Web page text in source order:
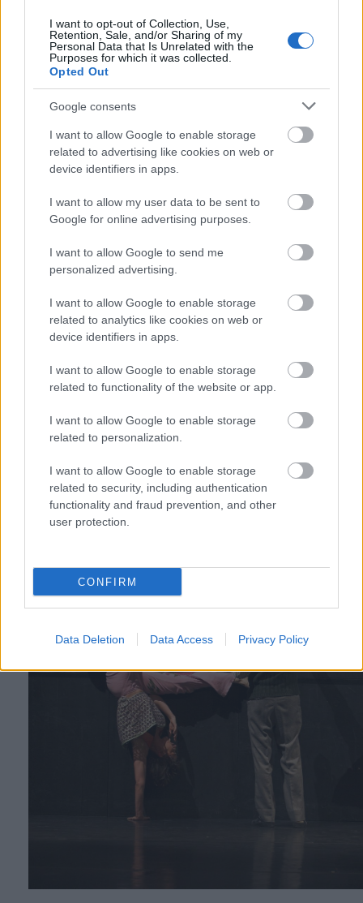
I want to opt-out of Collection, Use,
Retention, Sale, and/or Sharing of my
Personal Data that Is Unrelated with the
Purposes for which it was collected.
Opted Out
Google consents
I want to allow Google to enable storage
related to advertising like cookies on web or
device identifiers in apps.
I want to allow my user data to be sent to
Google for online advertising purposes.
I want to allow Google to send me
personalized advertising.
I want to allow Google to enable storage
related to analytics like cookies on web or
device identifiers in apps.
I want to allow Google to enable storage
related to functionality of the website or app.
I want to allow Google to enable storage
related to personalization.
I want to allow Google to enable storage
related to security, including authentication
functionality and fraud prevention, and other
user protection.
CONFIRM
Data Deletion Data Access Privacy Policy
A matematikát és a táncot sikerült összekapcsolnod a
Véletlen című darabban. Hogyan született meg a
produkció?
Amikor még egyetemre jártam, akkor Gólyavári
Estéket szerveztek a TTK régi épületében. Ez
amolyan „mindentudás egyeteme” volt, csak körítés
nélkül. Tényleg nekünk szólt, nagyon közvetlen
módon, hihetetlenül gondolatébresztő előadásokat
hallhattunk havonta egyszer. Ennek ihletésére
támadt az ötletem: ismeretterjesztő táncelőadást
kellene csinálni, amely az esztétikai-érzéki mellett
intellektuális élményt is nyújt. Valamilyen matekhoz
közeli témát kerestem, és valahogy a véletlennél
kötöttem ki, ami azért tűnt nagyon jó fogalomnak,
mert különösen a mai matematikában hatalmas
van jelentéssel, valamint filozófiai szempontból is
fontos. Kettős életem élményeiből is táplálkoztam:
próbaterembe. Nagyon vicces, hogy mennyire más a
kommunikáció, mennyire mások a két közeg
érintkezési formái, viccei. Habár, mind a kettő
nagyon bohókás és furcsa világ.